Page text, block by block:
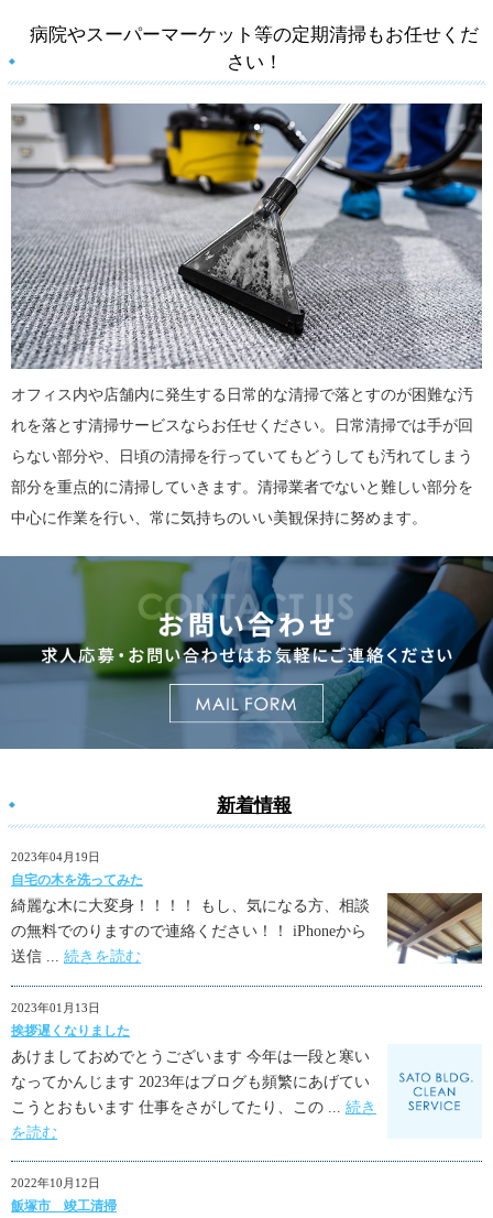
病院やスーパーマーケット等の定期清掃もお任せくだ
さい！
オフィス内や店舗内に発生する日常的な清掃で落とすのが困難な汚
れを落とす清掃サービスならお任せください。日常清掃では手が回
らない部分や、日頃の清掃を行っていてもどうしても汚れてしまう
部分を重点的に清掃していきます。清掃業者でないと難しい部分を
中心に作業を行い、常に気持ちのいい美観保持に努めます。
新着情報
2023年04月19日
自宅の木を洗ってみた
綺麗な木に大変身！！！！ もし、気になる方、相談
の無料でのりますので連絡ください！！ iPhoneから
送信 ... 続きを読む
2023年01月13日
挨拶遅くなりました
あけましておめでとうございます 今年は一段と寒い
なってかんじます 2023年はブログも頻繁にあげてい
こうとおもいます 仕事をさがしてたり、この ... 続き
を読む
2022年10月12日
飯塚市 竣工清掃